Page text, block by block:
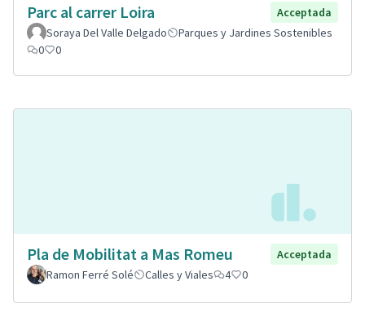
Parc al carrer Loira
Acceptada
Soraya Del Valle Delgado
Parques y Jardines Sostenibles
0
0
Pla de Mobilitat a Mas Romeu
Acceptada
Ramon Ferré Solé
Calles y Viales 4 0